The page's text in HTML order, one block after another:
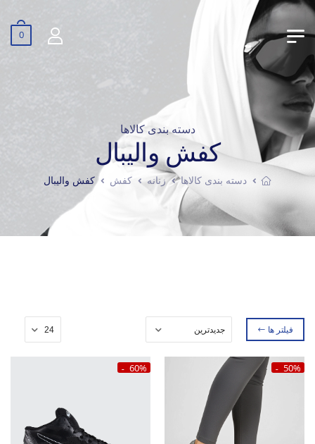
0
دسته بندی کالاها
کفش والیبال
دسته بندی کالاها زنانه کفش کفش والیبال
فیلتر ها
50%
60%